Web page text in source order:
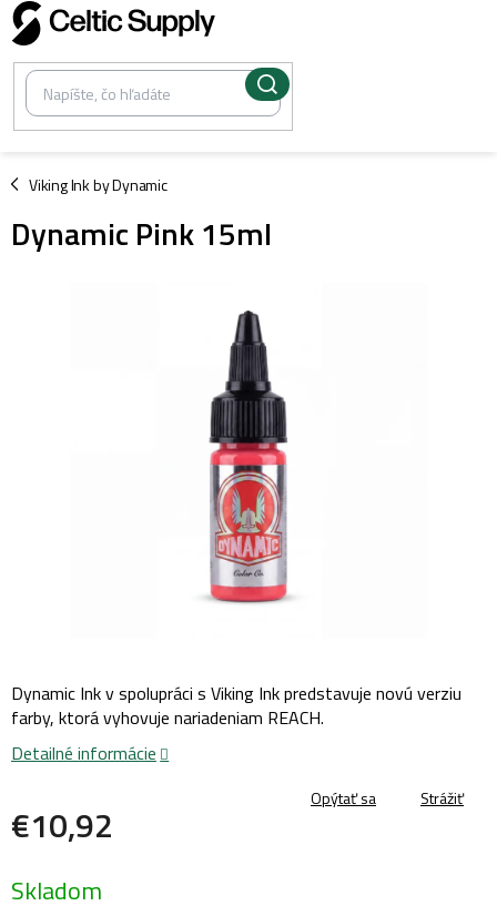
Prejsť
na
obsah
Viking Ink by Dynamic
/
Dynamic Pink 15ml
€10,92
cena:
Skladom
Dynamic Ink v spolupráci s Viking Ink predstavuje novú verziu
farby, ktorá vyhovuje nariadeniam REACH.
Detailné informácie
Opýtať sa Strážiť